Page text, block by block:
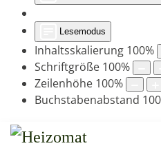
Lesemodus
Inhaltsskalierung 100%
Schriftgröße 100%
Zeilenhöhe 100%
Buchstabenabstand 100